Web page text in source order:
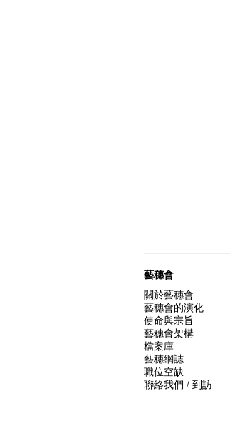
藝穗會
關於藝穗會
藝穗會的演化
使命與宗旨
藝穗會架構
檔案庫
藝穗網誌
職位空缺
聯絡我們 / 到訪